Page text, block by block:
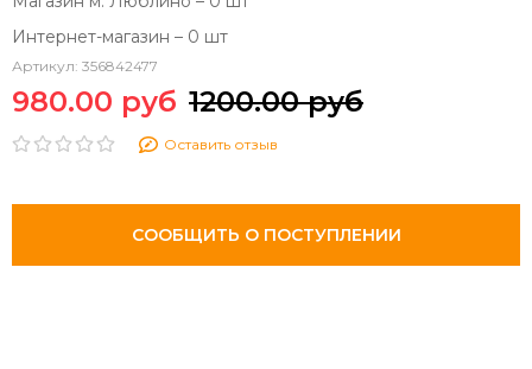
Интернет-магазин – 0 шт
Артикул: 356842477
980.00 руб 1200.00 руб
Оставить отзыв
СООБЩИТЬ О ПОСТУПЛЕНИИ